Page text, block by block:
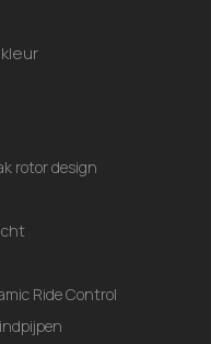
rotor design
Ride Control